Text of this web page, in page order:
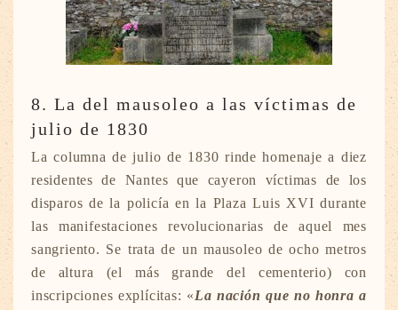
8. La del mausoleo a las víctimas de
julio de 1830
La columna de julio de 1830 rinde homenaje a diez
residentes de Nantes que cayeron víctimas de los
disparos de la policía en la Plaza Luis XVI durante
las manifestaciones revolucionarias de aquel mes
sangriento. Se trata de un mausoleo de ocho metros
de altura (el más grande del cementerio) con
inscripciones explícitas: «La nación que no honra a